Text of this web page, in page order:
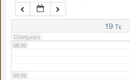
19 Τε
Ολοήμερη
07:00
08:00
09:00